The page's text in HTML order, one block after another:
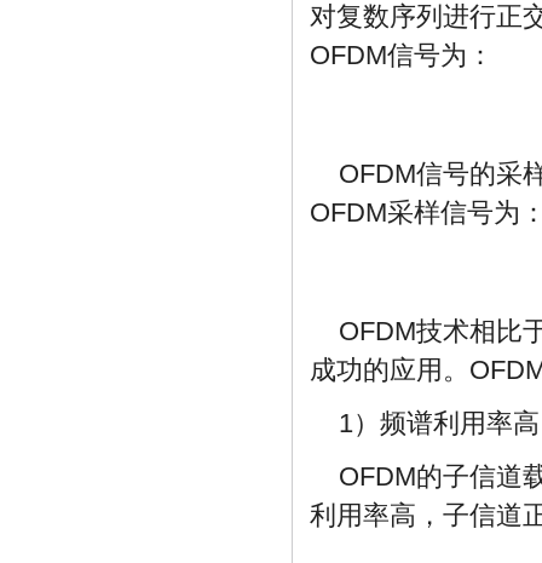
对复数序列进行正
OFDM信号为：
OFDM信号的采
OFDM采样信号为
OFDM技术相比
成功的应用。
1）频谱利用率高
OFDM的子信道
利用率高，子信道